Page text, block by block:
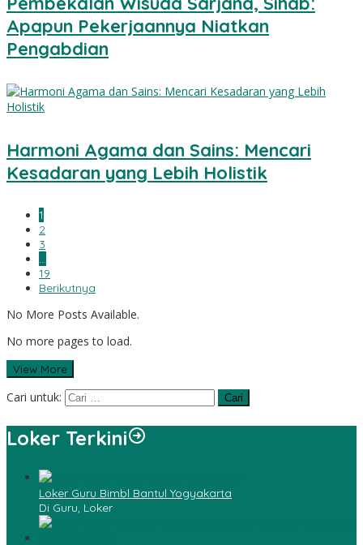
Apapun Pekerjaannya Niatkan
Pengabdian
Harmoni Agama dan Sains: Mencari
Kesadaran yang Lebih Holistik
1
2
3
…
19
Berikutnya
No More Posts Available.
No more pages to load.
View More
Cari untuk:
Loker Terkini
Loker Guru Bimbl Bantul Yogyakarta
Di Guru, Loker